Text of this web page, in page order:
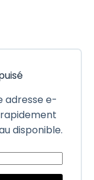
adresse e-
disponible.